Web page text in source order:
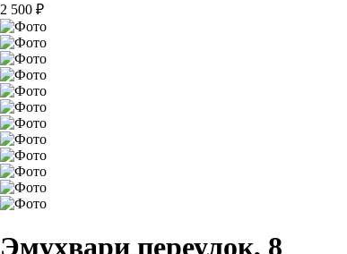
2 500 ₽
Эмухвари переулок, 8